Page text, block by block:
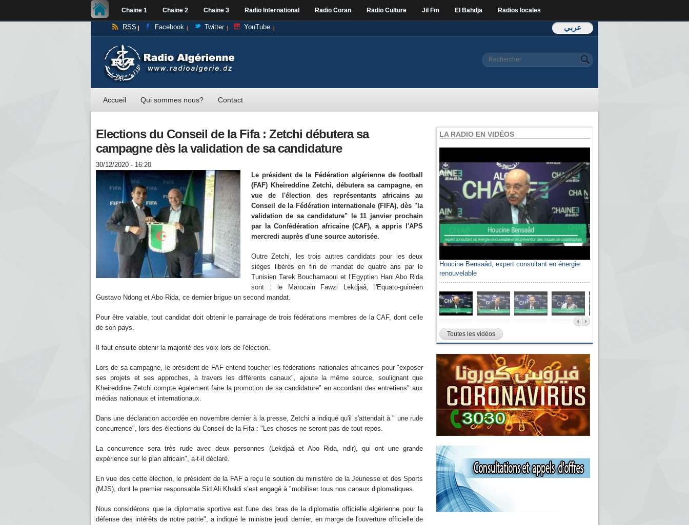
Chaine 1 Chaine 2 Chaine 3 Radio International Radio Coran Radio Culture Jil Fm El Bahdja Radios locales
عربي RSS Facebook Twitter YouTube
Formulaire de
Rechercher
Accueil Qui sommes nous? Contact
Elections du Conseil de la Fifa : Zetchi débutera sa
campagne dès la validation de sa candidature
30/12/2020 - 16:20
Le président de la Fédération algérienne de football
(FAF) Kheireddine Zetchi, débutera sa campagne, en
vue de l'élection des représentants africains au
Conseil de la Fédération internationale (FIFA), dès "la
validation de sa candidature" le 11 janvier prochain
par la Confédération africaine (CAF), a appris l'APS
mercredi auprès d'une source autorisée.
Outre Zetchi, les trois autres candidats pour les deux
sièges libérés en fin de mandat de quatre ans par le
Tunisien Tarek Bouchamaoui et l’Egyptien Hani Abo Rida
sont : le Marocain Fawzi Lekdjaâ, l'Equato-guinéen
Gustavo Ndong et Abo Rida, ce dernier brigue un second mandat.
Pour être valable, tout candidat doit obtenir le parrainage de trois fédérations membres de la CAF, dont celle
de son pays.
Il faut ensuite obtenir la majorité des voix lors de l'élection.
Lors de sa campagne, le président de FAF entend toucher les fédérations nationales africaines pour "exposer
ses projets et ses approches, à travers les différents canaux", ajoute la même source, soulignant que
Kheireddine Zetchi compte également faire la promotion de sa candidature" en accordant des entretiens" aux
médias nationaux et internationaux.
Dans une déclaration accordée en novembre dernier à la presse, Zetchi a indiqué qu'il s'attendait à " une rude
concurrence", lors des élections du Conseil de la Fifa : "Les choses ne seront pas de tout repos.
La concurrence sera très rude avec deux personnes (Lekdjaâ et Abo Rida, ndlr), qui ont une grande
expérience sur le plan africain", a-t-il déclaré.
En vue des cette élection, le président de la FAF a reçu le soutien du ministère de la Jeunesse et des Sports
(MJS), dont le premier responsable Sid Ali Khaldi s’est engagé à "mobiliser tous nos canaux diplomatiques.
Nous considérons que la diplomatie sportive est l'une des bras de la diplomatie officielle algérienne pour la
défense des intérêts de notre patrie", a indiqué le ministre jeudi dernier, en marge de l'ouverture officielle de
LA RADIO EN VIDÉOS
Houcine Bensaâd, expert consultant en énergie
renouvelable
Toutes les vidéos